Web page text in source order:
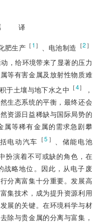
译
肥生产 ［ 1 ］ 、电池制造 ［2 ］
，给环境带来了显著的压力
等有害金属及放射性物质难
于土壤与地下水之中 ［4］
，
生态系统的平衡，最终还会
资源日益稀缺与国际局势的
属等稀有金属的需求急剧攀
电动汽车 ［5 ］ 、储能电池
扮演着不可或缺的角色，在
战略地位。因此，从电子废
分离富集十分重要。发展高
集技术，成为提升资源利用
展的关键。在环境科学与材
除与贵金属的分离与富集，